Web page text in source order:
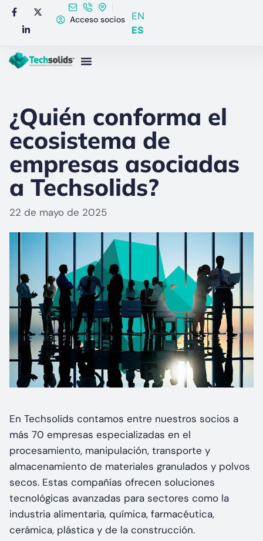
Acceso socios
EN
ES
¿Quién conforma el
ecosistema de
empresas asociadas
a Techsolids?
22 de mayo de 2025
En Techsolids contamos entre nuestros socios a
más 70 empresas especializadas en el
procesamiento, manipulación, transporte y
almacenamiento de materiales granulados y polvos
secos. Estas compañías ofrecen soluciones
tecnológicas avanzadas para sectores como la
industria alimentaria, química, farmacéutica,
cerámica, plástica y de la construcción.